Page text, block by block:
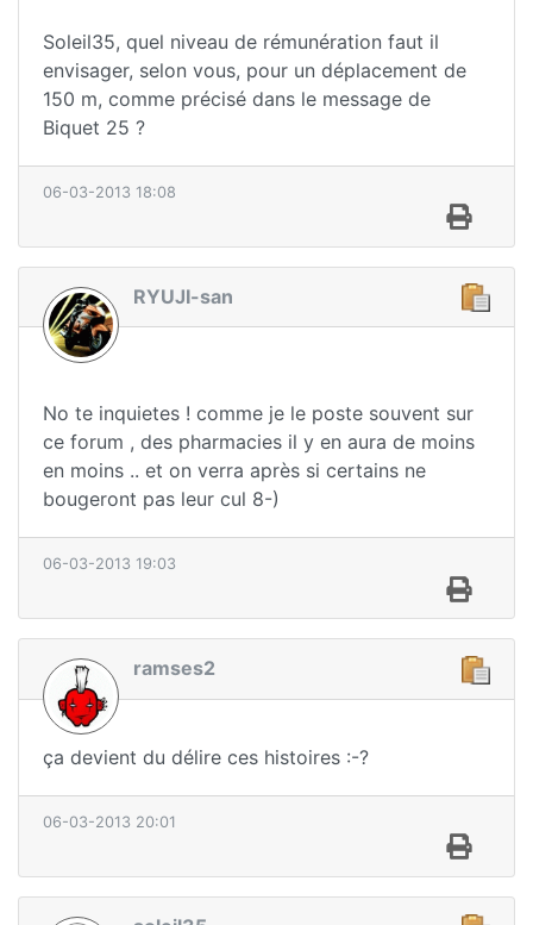
Soleil35, quel niveau de rémunération faut il
envisager, selon vous, pour un déplacement de
150 m, comme précisé dans le message de
Biquet 25 ?
06-03-2013 18:08
RYUJI-san
No te inquietes ! comme je le poste souvent sur
ce forum , des pharmacies il y en aura de moins
en moins .. et on verra après si certains ne
bougeront pas leur cul 8-)
06-03-2013 19:03
ramses2
ça devient du délire ces histoires :-?
06-03-2013 20:01